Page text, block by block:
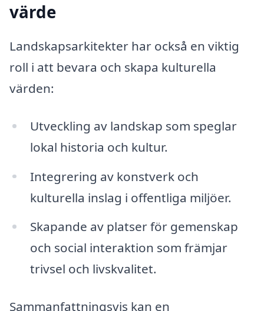
värde
Landskapsarkitekter har också en viktig
roll i att bevara och skapa kulturella
värden:
Utveckling av landskap som speglar
lokal historia och kultur.
Integrering av konstverk och
kulturella inslag i offentliga miljöer.
Skapande av platser för gemenskap
och social interaktion som främjar
trivsel och livskvalitet.
Sammanfattningsvis kan en